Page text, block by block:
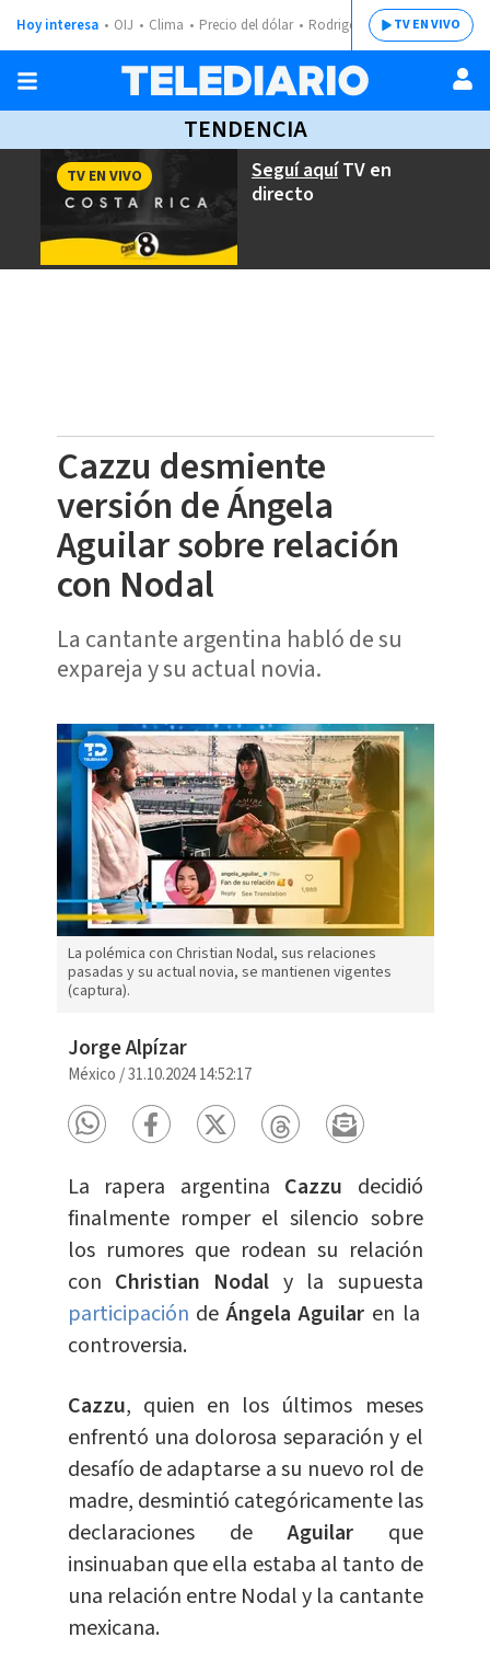
Hoy interesa OIJ Clima Precio del dólar Rodrigo ChavesTV EN VIVO
TENDENCIA
Seguí aquíTV en
directo
TV EN VIVO
Cazzu desmiente
versión de Ángela
Aguilar sobre relación
con Nodal
La cantante argentina habló de su
expareja y su actual novia.
La polémica con Christian Nodal, sus relaciones
pasadas y su actual novia, se mantienen vigentes
(captura).
Jorge Alpízar
México /31.10.2024 14:52:17
La rapera argentina Cazzu decidió
finalmente romper el silencio sobre
los rumores que rodean su relación
con Christian Nodal y la supuesta
participación deÁngela Aguilar en la
controversia.
Cazzu, quien en los últimos meses
enfrentó una dolorosa separación y el
desafío de adaptarse a su nuevo rol de
madre, desmintió categóricamente las
declaraciones deAguilarque
insinuaban que ella estaba al tanto de
una relación entre Nodal y la cantante
mexicana.